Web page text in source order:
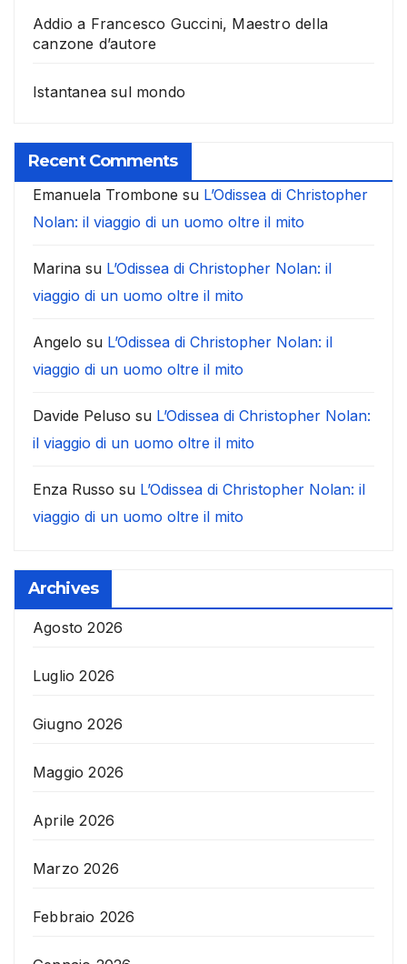
Addio a Francesco Guccini, Maestro della
canzone d’autore
Istantanea sul mondo
Recent Comments
Emanuela Trombone su L’Odissea di Christopher
Nolan: il viaggio di un uomo oltre il mito
Marina su L’Odissea di Christopher Nolan: il
viaggio di un uomo oltre il mito
Angelo su L’Odissea di Christopher Nolan: il
viaggio di un uomo oltre il mito
Davide Peluso su L’Odissea di Christopher Nolan:
il viaggio di un uomo oltre il mito
Enza Russo su L’Odissea di Christopher Nolan: il
viaggio di un uomo oltre il mito
Archives
Agosto 2026
Luglio 2026
Giugno 2026
Maggio 2026
Aprile 2026
Marzo 2026
Febbraio 2026